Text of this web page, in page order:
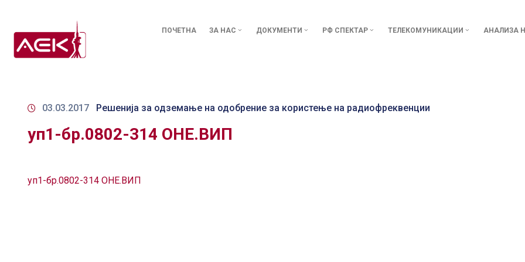
ПОЧЕТНА ЗА НАС ДОКУМЕНТИ РФ СПЕКТАР ТЕЛЕКОМУНИКАЦИИ АНАЛИЗА
03.03.2017 Решенија за одземање на одобрение за користење на радиофреквенции
уп1-бр.0802-314 ОНЕ.ВИП
уп1-бр.0802-314 ОНЕ.ВИП